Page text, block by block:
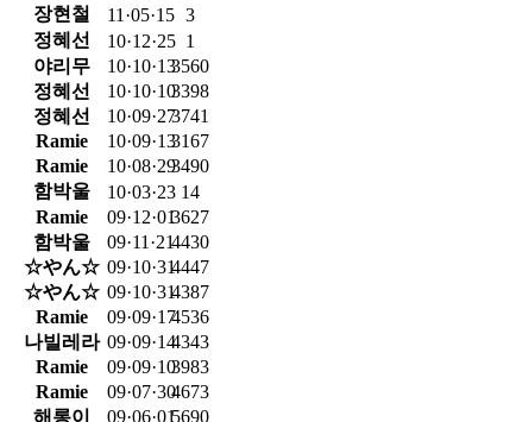
장현철 11·05·15 3
정혜선 10·12·25 1
야리무 10·10·133560
정혜선 10·10·103398
정혜선 10·09·273741
Ramie 10·09·133167
Ramie 10·08·293490
함박울 10·03·23 14
Ramie 09·12·013627
함박울 09·11·214430
☆やん☆ 09·10·314447
☆やん☆ 09·10·314387
Ramie 09·09·174536
나빌레라 09·09·144343
Ramie 09·09·103983
Ramie 09·07·304673
해롱이 09·06·015690